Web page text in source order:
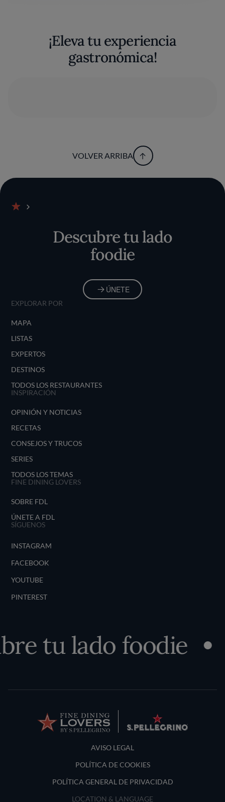
¡Eleva tu experiencia
gastronómica!
VOLVER ARRIBA
Descubre tu lado
foodie
ÚNETE
EXPLORAR POR
MAPA
LISTAS
EXPERTOS
DESTINOS
TODOS LOS RESTAURANTES
INSPIRACIÓN
OPINIÓN Y NOTICIAS
RECETAS
CONSEJOS Y TRUCOS
SERIES
TODOS LOS TEMAS
FINE DINING LOVERS
SOBRE FDL
ÚNETE A FDL
SÍGUENOS
INSTAGRAM
FACEBOOK
YOUTUBE
PINTEREST
tu lado foodie
Terms and Conditions
AVISO LEGAL
POLÍTICA DE COOKIES
POLÍTICA GENERAL DE PRIVACIDAD
LOCATION & LANGUAGE